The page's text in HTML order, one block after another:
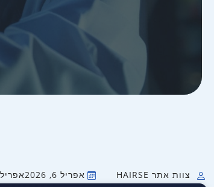
צוות אתר HAIRSE אפריל 6, 2026 אפריל 6, 2026